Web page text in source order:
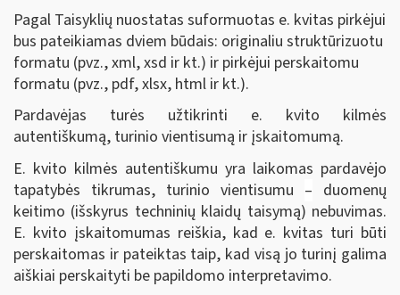
Pagal Taisyklių nuostatas suformuotas e. kvitas pirkėjui
bus pateikiamas dviem būdais: originaliu struktūrizuotu
formatu (pvz., xml, xsd ir kt.) ir pirkėjui perskaitomu
formatu (pvz., pdf, xlsx, html ir kt.).
Pardavėjas turės užtikrinti e. kvito kilmės
autentiškumą, turinio vientisumą ir įskaitomumą.
E. kvito kilmės autentiškumu yra laikomas pardavėjo
tapatybės tikrumas, turinio vientisumu – duomenų
keitimo (išskyrus techninių klaidų taisymą) nebuvimas.
E. kvito įskaitomumas reiškia, kad e. kvitas turi būti
perskaitomas ir pateiktas taip, kad visą jo turinį galima
aiškiai perskaityti be papildomo interpretavimo.